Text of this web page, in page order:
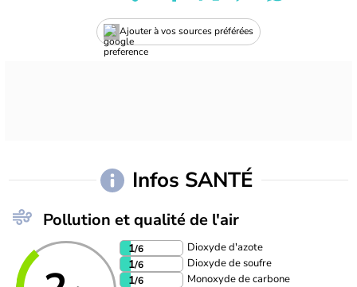
Ajouter à vos sources préférées
Infos SANTÉ
Pollution et qualité de l'air
1/6 Dioxyde d'azote
1/6 Dioxyde de soufre
1/6 Monoxyde de carbone